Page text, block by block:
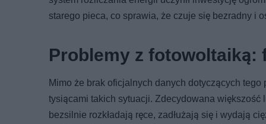
starego pieca, co sprawia, że czuje się bezradny i
Problemy z fotowoltaiką:
Mimo że brak oficjalnych danych dotyczących
tysiącami takich sytuacji. Zdecydowana
bezsilnie rozkładają ręce, zadłużają się i wydają